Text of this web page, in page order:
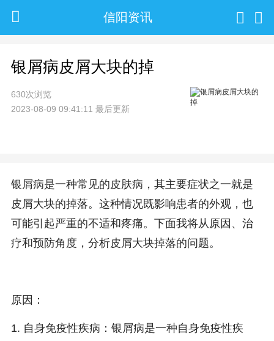
信阳资讯
银屑病皮屑大块的掉
630次浏览
2023-08-09 09:41:11 最后更新
银屑病是一种常见的皮肤病，其主要症状之一就是
皮屑大块的掉落。这种情况既影响患者的外观，也
可能引起严重的不适和疼痛。下面我将从原因、治
疗和预防角度，分析皮屑大块掉落的问题。
原因：
1. 自身免疫性疾病：银屑病是一种自身免疫性疾